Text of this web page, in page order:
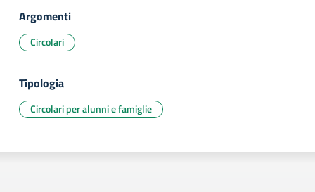
Argomenti
Circolari
Tipologia
Circolari per alunni e famiglie